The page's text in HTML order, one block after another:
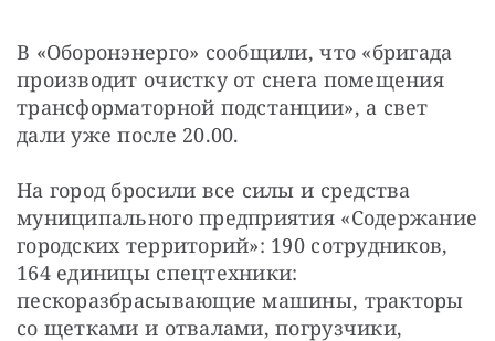
В «Оборонэнерго» сообщили, что «бригада
производит очистку от снега помещения
трансформаторной подстанции», а свет
дали уже после 20.00.
На город бросили все силы и средства
муниципального предприятия «Содержание
городских территорий»: 190 сотрудников,
164 единицы спецтехники:
пескоразбрасывающие машины, тракторы
со щетками и отвалами, погрузчики,